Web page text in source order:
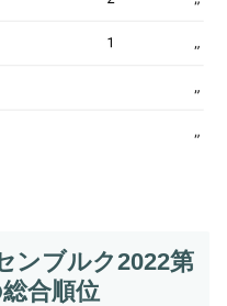
ンブルク2022第
合順位